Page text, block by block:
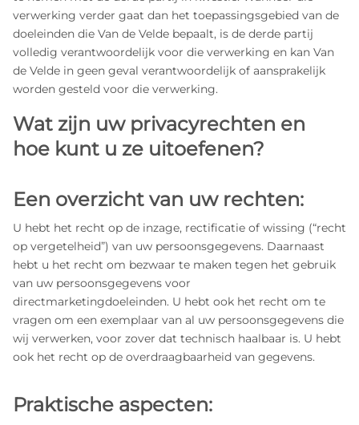
verwerking verder gaat dan het toepassingsgebied van de
doeleinden die Van de Velde bepaalt, is de derde partij
volledig verantwoordelijk voor die verwerking en kan Van
de Velde in geen geval verantwoordelijk of aansprakelijk
worden gesteld voor die verwerking.
Wat zijn uw privacyrechten en
hoe kunt u ze uitoefenen?
Een overzicht van uw rechten:
U hebt het recht op de inzage, rectificatie of wissing (“recht
op vergetelheid”) van uw persoonsgegevens. Daarnaast
hebt u het recht om bezwaar te maken tegen het gebruik
van uw persoonsgegevens voor
directmarketingdoeleinden. U hebt ook het recht om te
vragen om een exemplaar van al uw persoonsgegevens die
wij verwerken, voor zover dat technisch haalbaar is. U hebt
ook het recht op de overdraagbaarheid van gegevens.
Praktische aspecten: